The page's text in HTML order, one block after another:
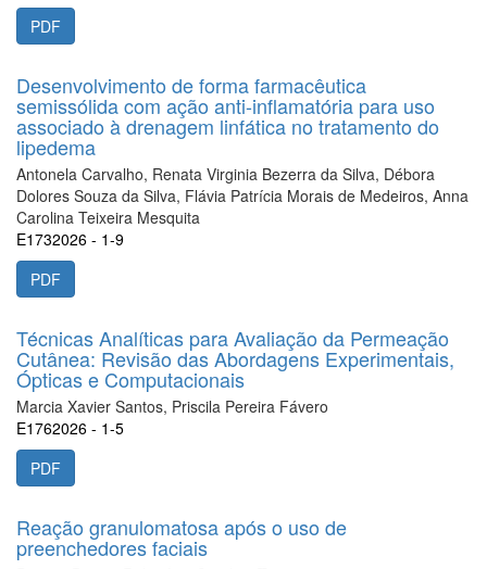
PDF
Desenvolvimento de forma farmacêutica
semissólida com ação anti-inflamatória para uso
associado à drenagem linfática no tratamento do
lipedema
Antonela Carvalho, Renata Virginia Bezerra da Silva, Débora
Dolores Souza da Silva, Flávia Patrícia Morais de Medeiros, Anna
Carolina Teixeira Mesquita
E1732026 - 1-9
PDF
Técnicas Analíticas para Avaliação da Permeação
Cutânea: Revisão das Abordagens Experimentais,
Ópticas e Computacionais
Marcia Xavier Santos, Priscila Pereira Fávero
E1762026 - 1-5
PDF
Reação granulomatosa após o uso de
preenchedores faciais